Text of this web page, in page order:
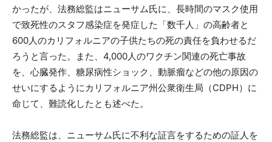
かったが、法務総監はニューサム氏に、長時間のマスク使用
で致死性のスタフ感染症を発症した「数千人」の高齢者と
600人のカリフォルニアの子供たちの死の責任を負わせるだ
ろうと言った。また、4,000人のワクチン関連の死亡事故
を、心臓発作、糖尿病性ショック、動脈瘤などの他の原因の
せいにするようにカリフォルニア州公衆衛生局（CDPH）に
命じて、難読化したとも述べた。
法務総監は、ニューサム氏に不利な証言をするための証人を